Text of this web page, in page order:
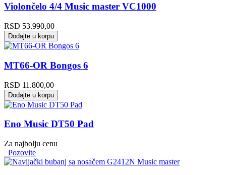
Violončelo 4/4 Music master VC1000
RSD 53.990,00
Dodajte u korpu
MT66-OR Bongos 6
RSD 11.800,00
Dodajte u korpu
Eno Music DT50 Pad
Za najbolju cenu
Pozovite